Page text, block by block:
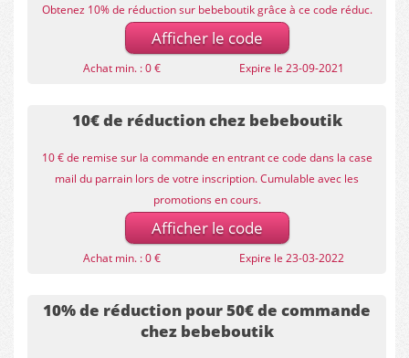
Obtenez 10% de réduction sur bebeboutik grâce à ce code réduc.
Afficher le code
Achat min. : 0 € Expire le 23-09-2021
10€ de réduction chez bebeboutik
10 € de remise sur la commande en entrant ce code dans la case
mail du parrain lors de votre inscription. Cumulable avec les
promotions en cours.
Afficher le code
Achat min. : 0 € Expire le 23-03-2022
10% de réduction pour 50€ de commande
chez bebeboutik